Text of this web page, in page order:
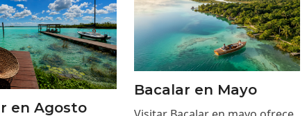
en Agosto
Bacalar en Mayo